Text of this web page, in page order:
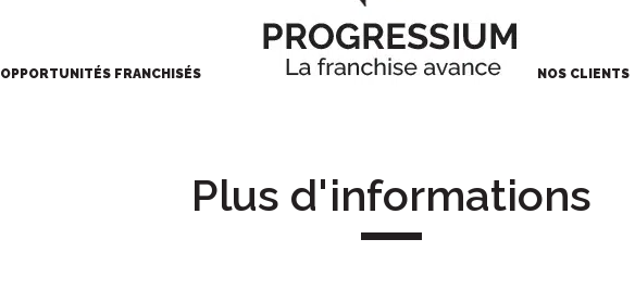
OPPORTUNITÉS FRANCHISÉS NOS CLIENTS
Plus d'informations